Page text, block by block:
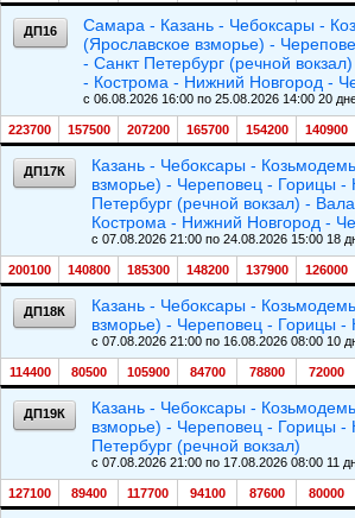
ДП16
Самара - Казань - Чебоксары -
(Ярославское взморье) -
- Санкт Петербург (речной
- Кострома - Нижний Новгород -
c 06.08.2026 16:00 по 25.08.2026 14:00 20
223700 157500 207200 165700 154200 140900
ДП17К
Казань - Чебоксары -
взморье) - Череповец - Горицы -
Петербург (речной вокзал) -
Кострома - Нижний Новгород -
c 07.08.2026 21:00 по 24.08.2026 15:00 18
200100 140800 185300 148200 137900 126000
ДП18К
Казань - Чебоксары -
взморье) - Череповец - Горицы -
c 07.08.2026 21:00 по 16.08.2026 08:00 10
114400 80500 105900 84700 78800 72000
ДП19К
Казань - Чебоксары -
взморье) - Череповец - Горицы -
Петербург (речной вокзал)
c 07.08.2026 21:00 по 17.08.2026 08:00 11
127100 89400 117700 94100 87600 80000